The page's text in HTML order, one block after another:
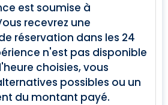
est soumise à
recevrez une
réservation dans les 24
n'est pas disponible
choisies, vous
possibles ou un
du montant payé.